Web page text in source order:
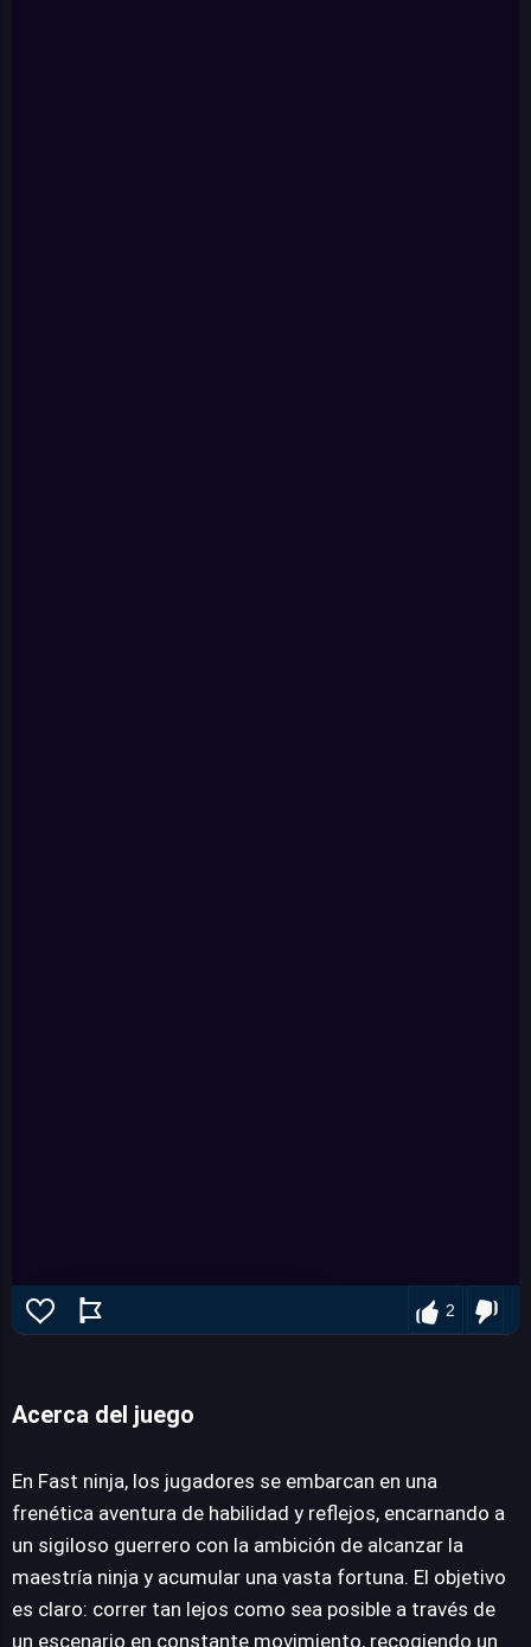
Fast ninja
JUEGALO AHORA
2
Acerca del juego
En Fast ninja, los jugadores se embarcan en una
frenética aventura de habilidad y reflejos, encarnando a
un sigiloso guerrero con la ambición de alcanzar la
maestría ninja y acumular una vasta fortuna. El objetivo
es claro: correr tan lejos como sea posible a través de
un escenario en constante movimiento, recogiendo un